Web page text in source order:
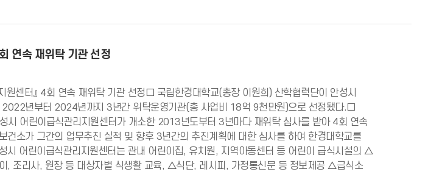
연속 재위탁 기관 선정
원센터』 4회 연속 재위탁 기관 선정□ 국립한경대학교(총장 이원희) 산학협력단이 안성시
2022년부터 2024년까지 3년간 위탁운영기관(총 사업비 18억 9천만원)으로 선정됐다.□
시 어린이급식관리지원센터가 개소한 2013년도부터 3년마다 재위탁 심사를 받아 4회 연속
건소가 그간의 업무추진 실적 및 향후 3년간의 추진계획에 대한 심사를 하여 한경대학교를
시 어린이급식관리지원센터는 관내 어린이집, 유치원, 지역아동센터 등 어린이 급식시설의 △
, 조리사, 원장 등 대상자별 식생활 교육, △식단, 레시피, 가정통신문 등 정보제공 △급식소